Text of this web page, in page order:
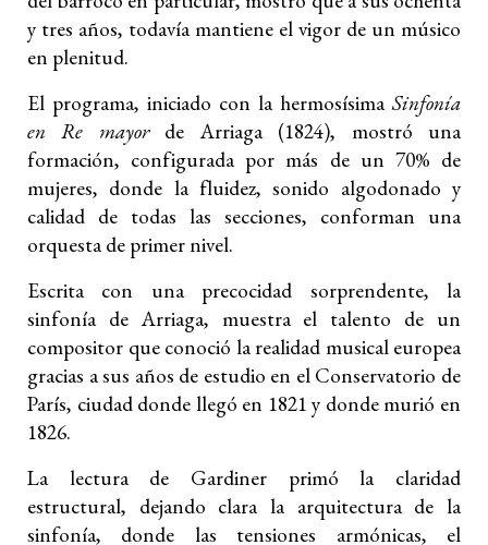
y tres años, todavía mantiene el vigor de un músico
en plenitud.
El programa, iniciado con la hermosísimaSinfonía
en Re mayorde Arriaga (1824), mostró una
formación, configurada por más de un 70% de
mujeres, donde la fluidez, sonido algodonado y
calidad de todas las secciones, conforman una
orquesta de primer nivel.
Escrita con una precocidad sorprendente, la
sinfonía de Arriaga, muestra el talento de un
compositor que conoció la realidad musical europea
gracias a sus años de estudio en el Conservatorio de
París, ciudad donde llegó en 1821 y donde murió en
1826.
La lectura de Gardiner primó la claridad
estructural, dejando clara la arquitectura de la
sinfonía, donde las tensiones armónicas, el